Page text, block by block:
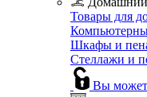
Товары для
Шкафы и
Стеллажи и
Вы